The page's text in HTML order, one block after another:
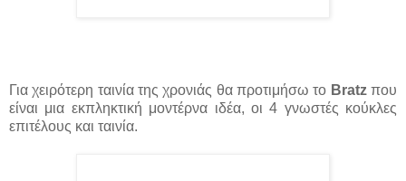
Για χειρότερη ταινία της χρονιάς θα προτιμήσω το Βratzπου
είναι μια εκπληκτική μοντέρνα ιδέα, οι 4 γνωστές κούκλες
επιτέλους και ταινία.